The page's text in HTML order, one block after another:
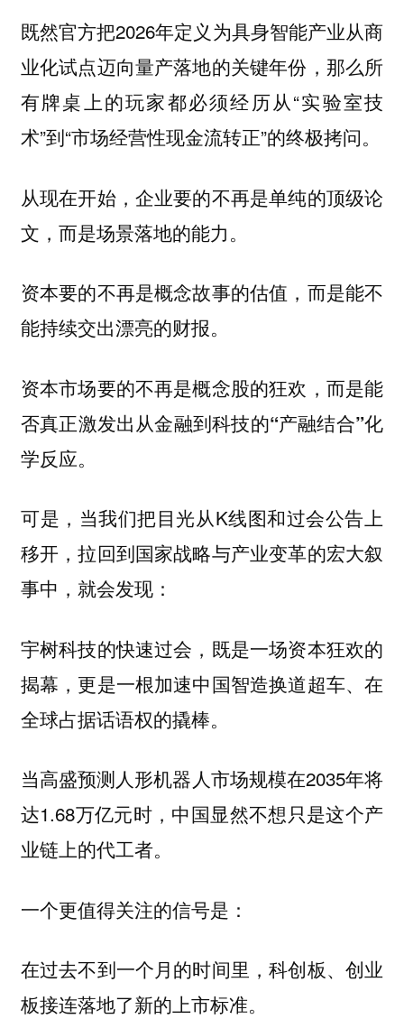
既然官方把2026年定义为具身智能产业从商
业化试点迈向量产落地的关键年份，那么所
有牌桌上的玩家都必须经历从“实验室技
术”到“市场经营性现金流转正”的终极拷问。
从现在开始，企业要的不再是单纯的顶级论
文，而是场景落地的能力。
资本要的不再是概念故事的估值，而是能不
能持续交出漂亮的财报。
资本市场要的不再是概念股的狂欢，而是能
否真正激发出从金融到科技的“产融结合”化
学反应。
可是，当我们把目光从K线图和过会公告上
移开，拉回到国家战略与产业变革的宏大叙
事中，就会发现：
宇树科技的快速过会，既是一场资本狂欢的
揭幕，更是一根加速中国智造换道超车、在
全球占据话语权的撬棒。
当高盛预测人形机器人市场规模在2035年将
达1.68万亿元时，中国显然不想只是这个产
业链上的代工者。
一个更值得关注的信号是：
在过去不到一个月的时间里，科创板、创业
板接连落地了新的上市标准。